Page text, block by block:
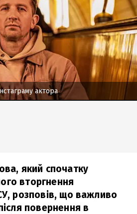
актора
який спочатку
вторгнення
розповів, що важливо
повернення в